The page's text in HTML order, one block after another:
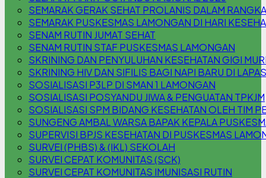
SEMARAK GERAK SEHAT PROLANIS DALAM
SEMARAK PUSKESMAS LAMONGAN DI HARI
SENAM RUTIN JUMAT SEHAT
SENAM RUTIN STAF PUSKESMAS LAMONGAN
SKRINING DAN PENYULUHAN KESEHATAN GIGI
SKRINING HIV DAN SIFILIS BAGI NAPI BARU DI LAPAS
SOSIALISASI P3LP DI SMAN 1 LAMONGAN
SOSIALISASI POSYANDU JIWA & PENGUATAN TPKJM
SOSIALISASI SPM BIDANG KESEHATAN OLEH TIM
SUNGENG AMBAL WARSA BAPAK KEPALA
SUPERVISI BPJS KESEHATAN DI PUSKESMAS
SURVEI (PHBS) & (IKL) SEKOLAH
SURVEI CEPAT KOMUNITAS (SCK)
SURVEI CEPAT KOMUNITAS IMUNISASI RUTIN